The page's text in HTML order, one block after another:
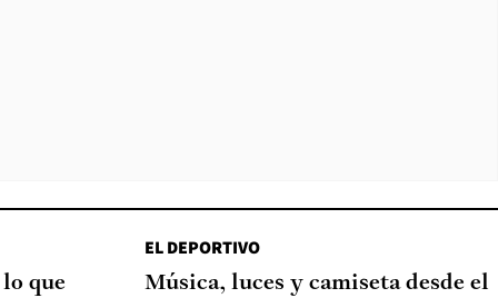
que
EL DEPORTIVO
Música, luces y camiseta desde el